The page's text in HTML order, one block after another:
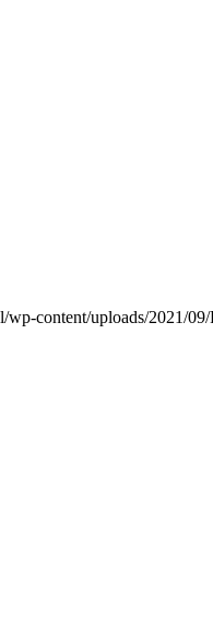
wp-content/uploads/2021/